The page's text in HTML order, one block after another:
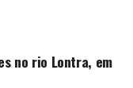
no rio Lontra, em